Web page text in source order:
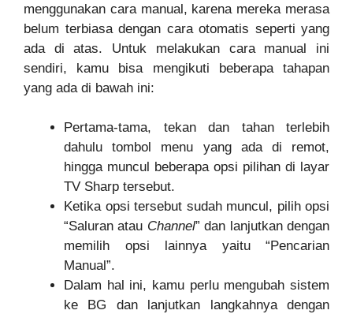
menggunakan cara manual, karena mereka merasa
belum terbiasa dengan cara otomatis seperti yang
ada di atas. Untuk melakukan cara manual ini
sendiri, kamu bisa mengikuti beberapa tahapan
yang ada di bawah ini:
Pertama-tama, tekan dan tahan terlebih
dahulu tombol menu yang ada di remot,
hingga muncul beberapa opsi pilihan di layar
TV Sharp tersebut.
Ketika opsi tersebut sudah muncul, pilih opsi
“Saluran atau Channel” dan lanjutkan dengan
memilih opsi lainnya yaitu “Pencarian
Manual”.
Dalam hal ini, kamu perlu mengubah sistem
ke BG dan lanjutkan langkahnya dengan